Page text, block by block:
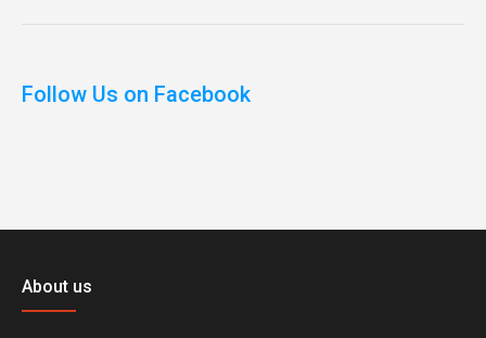
Follow Us on Facebook
About us